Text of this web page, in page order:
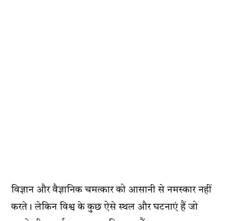
विज्ञान और वैज्ञानिक चमत्कार को आसानी से नमस्कार नहीं
करते। लेकिन विश्व के कुछ ऐसे स्थल और घटनाएं हैं जो